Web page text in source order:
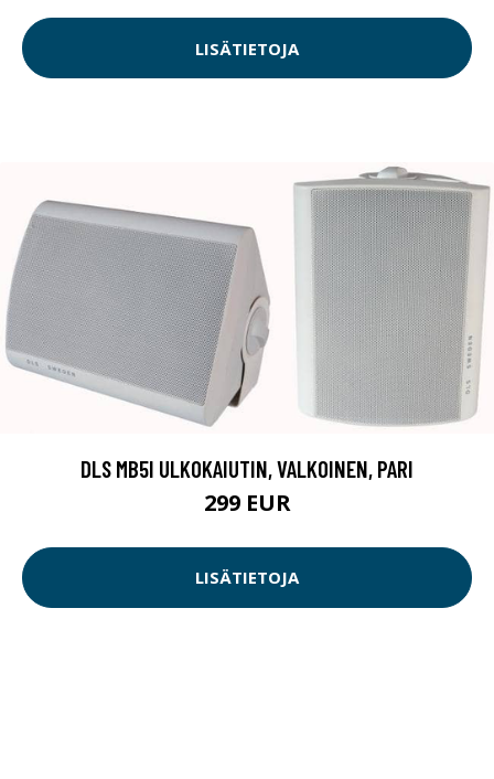
LISÄTIETOJA
DLS MB5I ULKOKAIUTIN, VALKOINEN, PARI
299 EUR
LISÄTIETOJA